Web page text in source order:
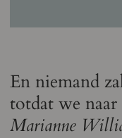
En niemand
totdat we
Marianne